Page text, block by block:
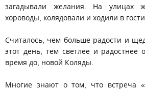
загадывали желания. На улицах
хороводы, колядовали и ходили в
Считалось, чем больше радости и
этот день, тем светлее и радостнее
время до, новой Коляды.
Многие знают о том, что встреча